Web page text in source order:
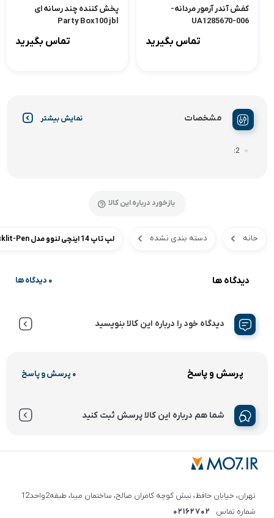
کفش آندر آرمور مردانه-
UA1285670-006
تماس بگیرید
پخش کننده چند رسانه ای
Party Box100 jbl
تماس بگیرید
مشخصات نمایش بیشتر
2
بازخورد درباره این کالا
خانه دسته بندی نشده لپ تاپ 14 اینچی لنوو مدل IdeaPad 5 2-in-1 14IRH9-i5 13420H-16GB LPDDR5x-512GB SSD-IPS-Touch-Backlit-Pen
دیدگاه ها 0 دیدگاه ها
دیدگاه خود را درباره این کالا بنویسید
پرسش و پاسخ 0 پرسش و پاسخ
شما هم درباره این کالا پرسش ثبت کنید
تهران، خیابان حافظ، نبش کوچه کامران صالح، ساختمان مینا، طبقه2واحد12
شماره تماس
02162702